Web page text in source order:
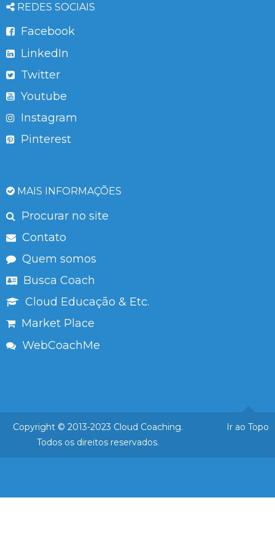
REDES SOCIAIS
Facebook
LinkedIn
Twitter
Youtube
Instagram
Pinterest
MAIS INFORMAÇÕES
Procurar no site
Contato
Quem somos
Busca Coach
Cloud Educação & Etc.
Market Place
WebCoachMe
Ir ao Topo
Copyright © 2013-2023 Cloud Coaching.
Todos os direitos reservados.